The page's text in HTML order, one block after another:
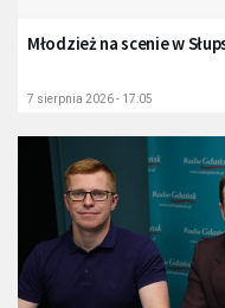
Młodzież na scenie w
7 sierpnia 2026 - 17:05